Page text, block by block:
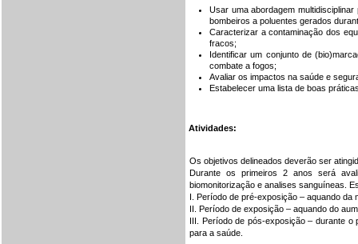
Usar uma abordagem
bombeiros a poluentes gerados
Caracterizar a contaminação dos
fracos;
Identificar um conjunto de
combate a fogos;
Avaliar os impactos na saúde e
Estabelecer uma lista de boas
Atividades:
Os objetivos delineados deverão ser
Durante os primeiros 2 anos será
biomonitorização e analises sanguíneas.
I. Período de pré-exposição – aquando
II. Período de exposição – aquando do
III. Período de pós-exposição – durante o
para a saúde.